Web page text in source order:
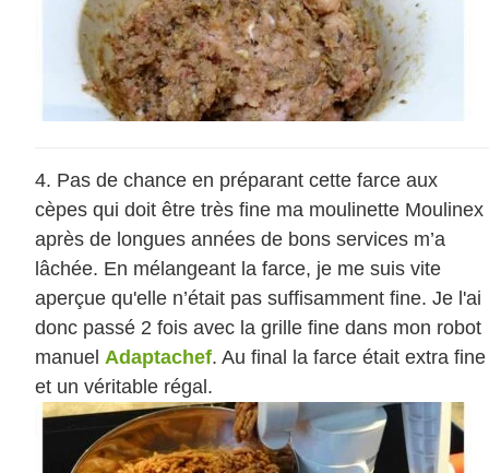
Pas de chance en préparant cette farce aux
cèpes qui doit être très fine ma moulinette Moulinex
après de longues années de bons services m’a
lâchée. En mélangeant la farce, je me suis vite
aperçue qu'elle n’était pas suffisamment fine. Je l'ai
donc passé 2 fois avec la grille fine dans mon robot
manuel Adaptachef. Au final la farce était extra fine
et un véritable régal.